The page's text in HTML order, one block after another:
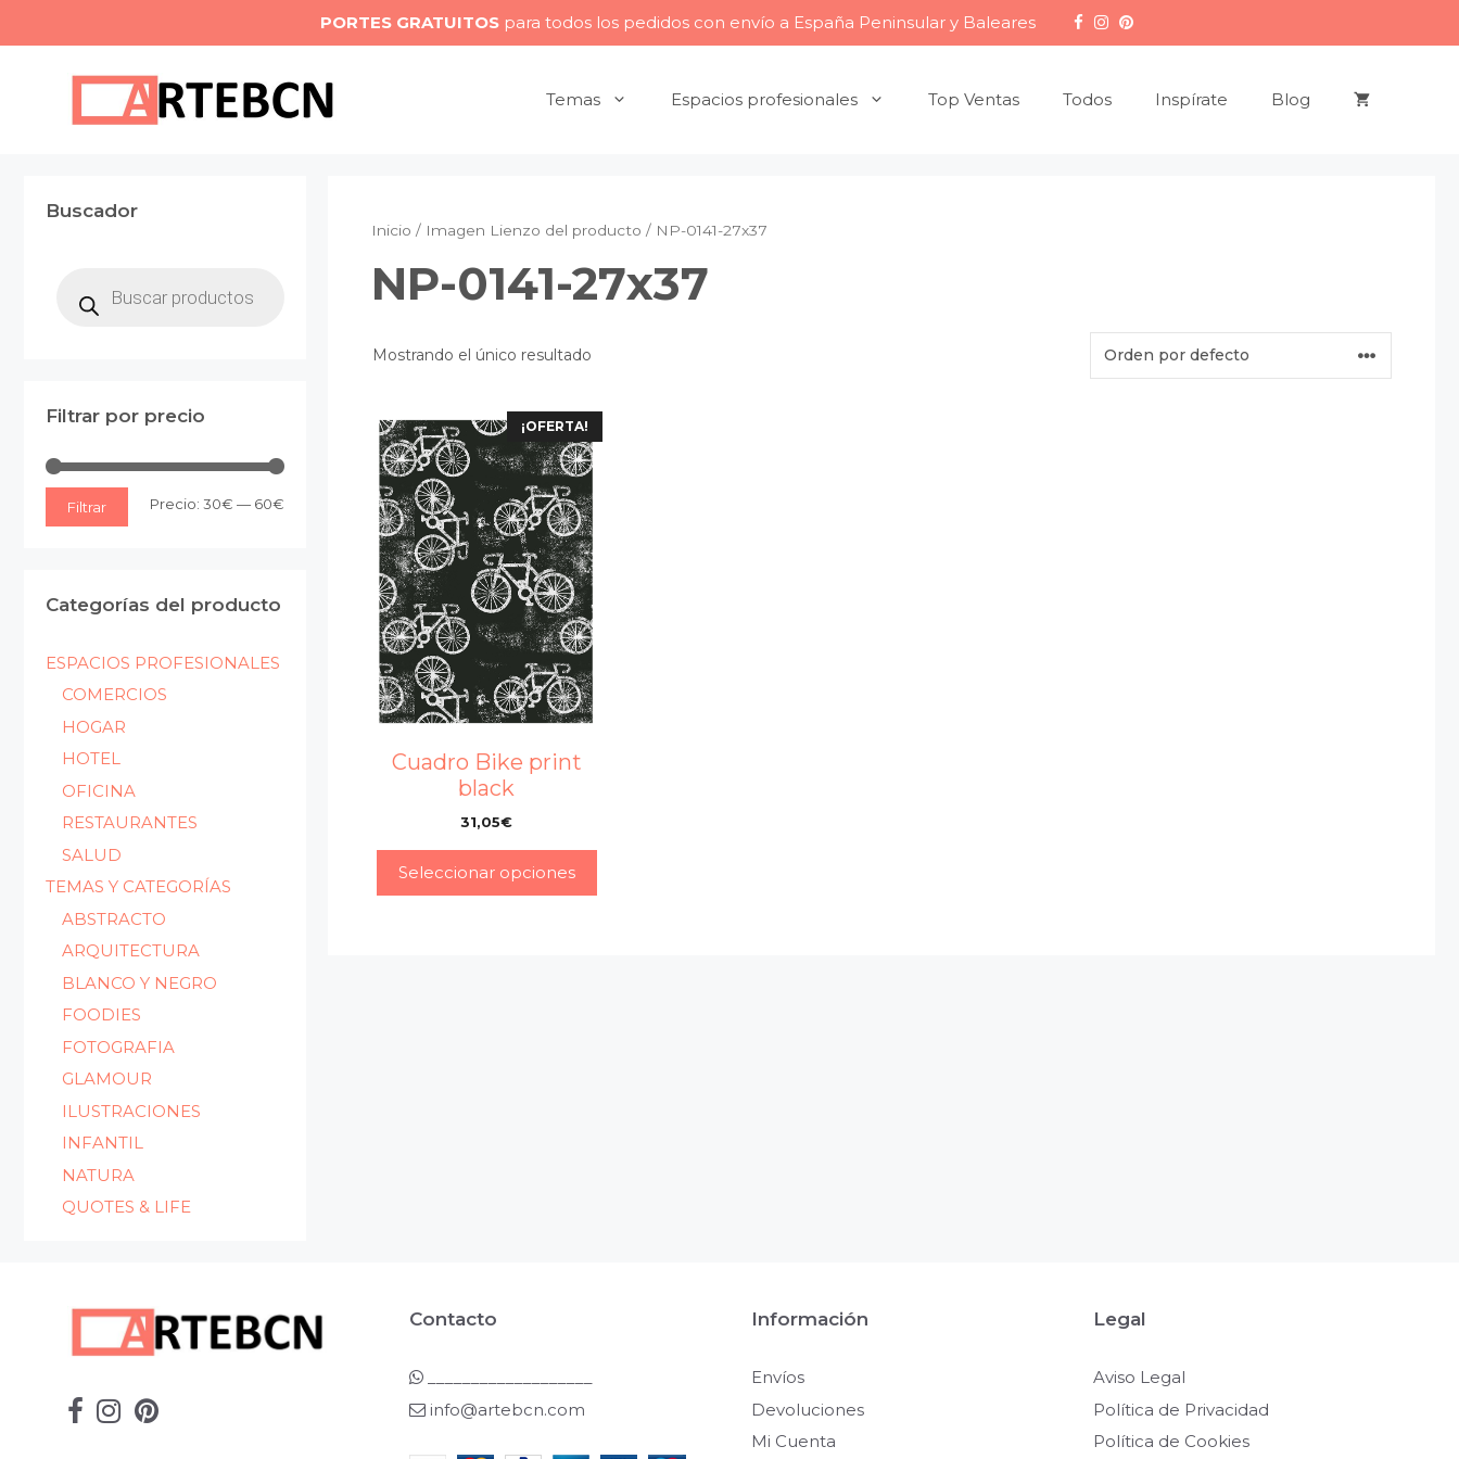
PORTES GRATUITOSpara todos los pedidos con envío a España Peninsular y Baleares
Temas Espacios profesionales Top Ventas Todos Inspírate Blog
Inicio / Imagen Lienzo del producto / NP-0141-27x37
NP-0141-27x37
Mostrando el único resultado
¡OFERTA!
Cuadro Bike print
black
31,05€
Seleccionar opciones
Buscador
productos
Filtrar por precio
Filtrar Precio: 30€ — 60€
Categorías del producto
ESPACIOS PROFESIONALES
COMERCIOS
HOGAR
HOTEL
OFICINA
RESTAURANTES
SALUD
TEMAS Y CATEGORÍAS
ABSTRACTO
ARQUITECTURA
BLANCO Y NEGRO
FOODIES
FOTOGRAFIA
GLAMOUR
ILUSTRACIONES
INFANTIL
NATURA
QUOTES & LIFE
Contacto
info@artebcn.com
Información
Envíos
Devoluciones
Mi Cuenta
Legal
Aviso Legal
Política de Privacidad
Política de Cookies